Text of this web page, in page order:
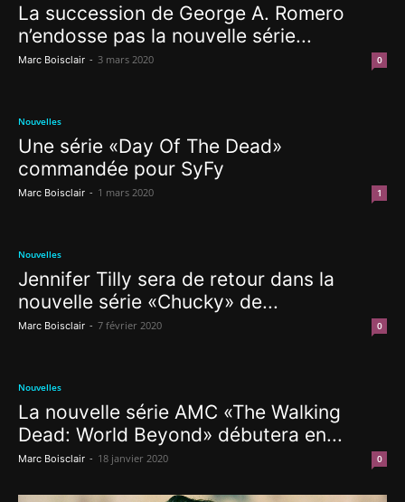
La succession de George A. Romero
n’endosse pas la nouvelle série...
Marc Boisclair - 3 mars 2020 0
Nouvelles
Une série «Day Of The Dead»
commandée pour SyFy
Marc Boisclair - 1 mars 2020 1
Nouvelles
Jennifer Tilly sera de retour dans la
nouvelle série «Chucky» de...
Marc Boisclair - 7 février 2020 0
Nouvelles
La nouvelle série AMC «The Walking
Dead: World Beyond» débutera en...
Marc Boisclair - 18 janvier 2020 0